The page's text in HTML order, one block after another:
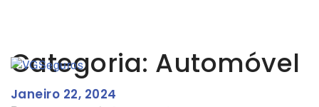
Categoria: Automóvel
Janeiro 22, 2024